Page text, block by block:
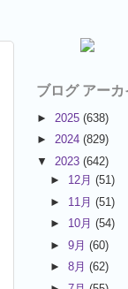
ブログ アーカ
► 2025 (638)
► 2024 (829)
▼ 2023 (642)
► 12月(51)
► 11月(51)
► 10月(54)
►9月(60)
►8月(62)